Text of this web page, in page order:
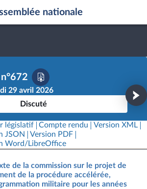
nationale
29 avril 2026
Discuté
législatif Compte rendu
Version XML
JSON
Version PDF
Word/LibreOffice
de la commission sur le projet de
de la procédure accélérée,
militaire pour les années